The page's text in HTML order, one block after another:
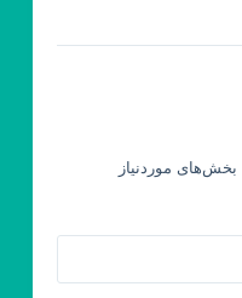
بخش‌های موردنیاز